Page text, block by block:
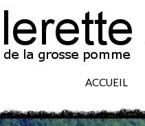
ACCUEIL